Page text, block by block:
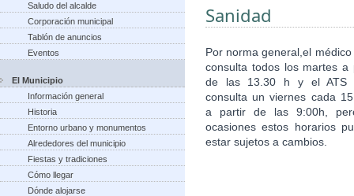
Saludo del alcalde
Corporación municipal
Tablón de anuncios
Eventos
El Municipio
Información general
Historia
Entorno urbano y monumentos
Alrededores del municipio
Fiestas y tradiciones
Cómo llegar
Dónde alojarse
Sanidad
Por norma general,el
consulta todos los martes a
de las 13.30 h y el ATS
consulta un viernes cada
a partir de las 9:00h,
ocasiones estos horarios
estar sujetos a cambios.